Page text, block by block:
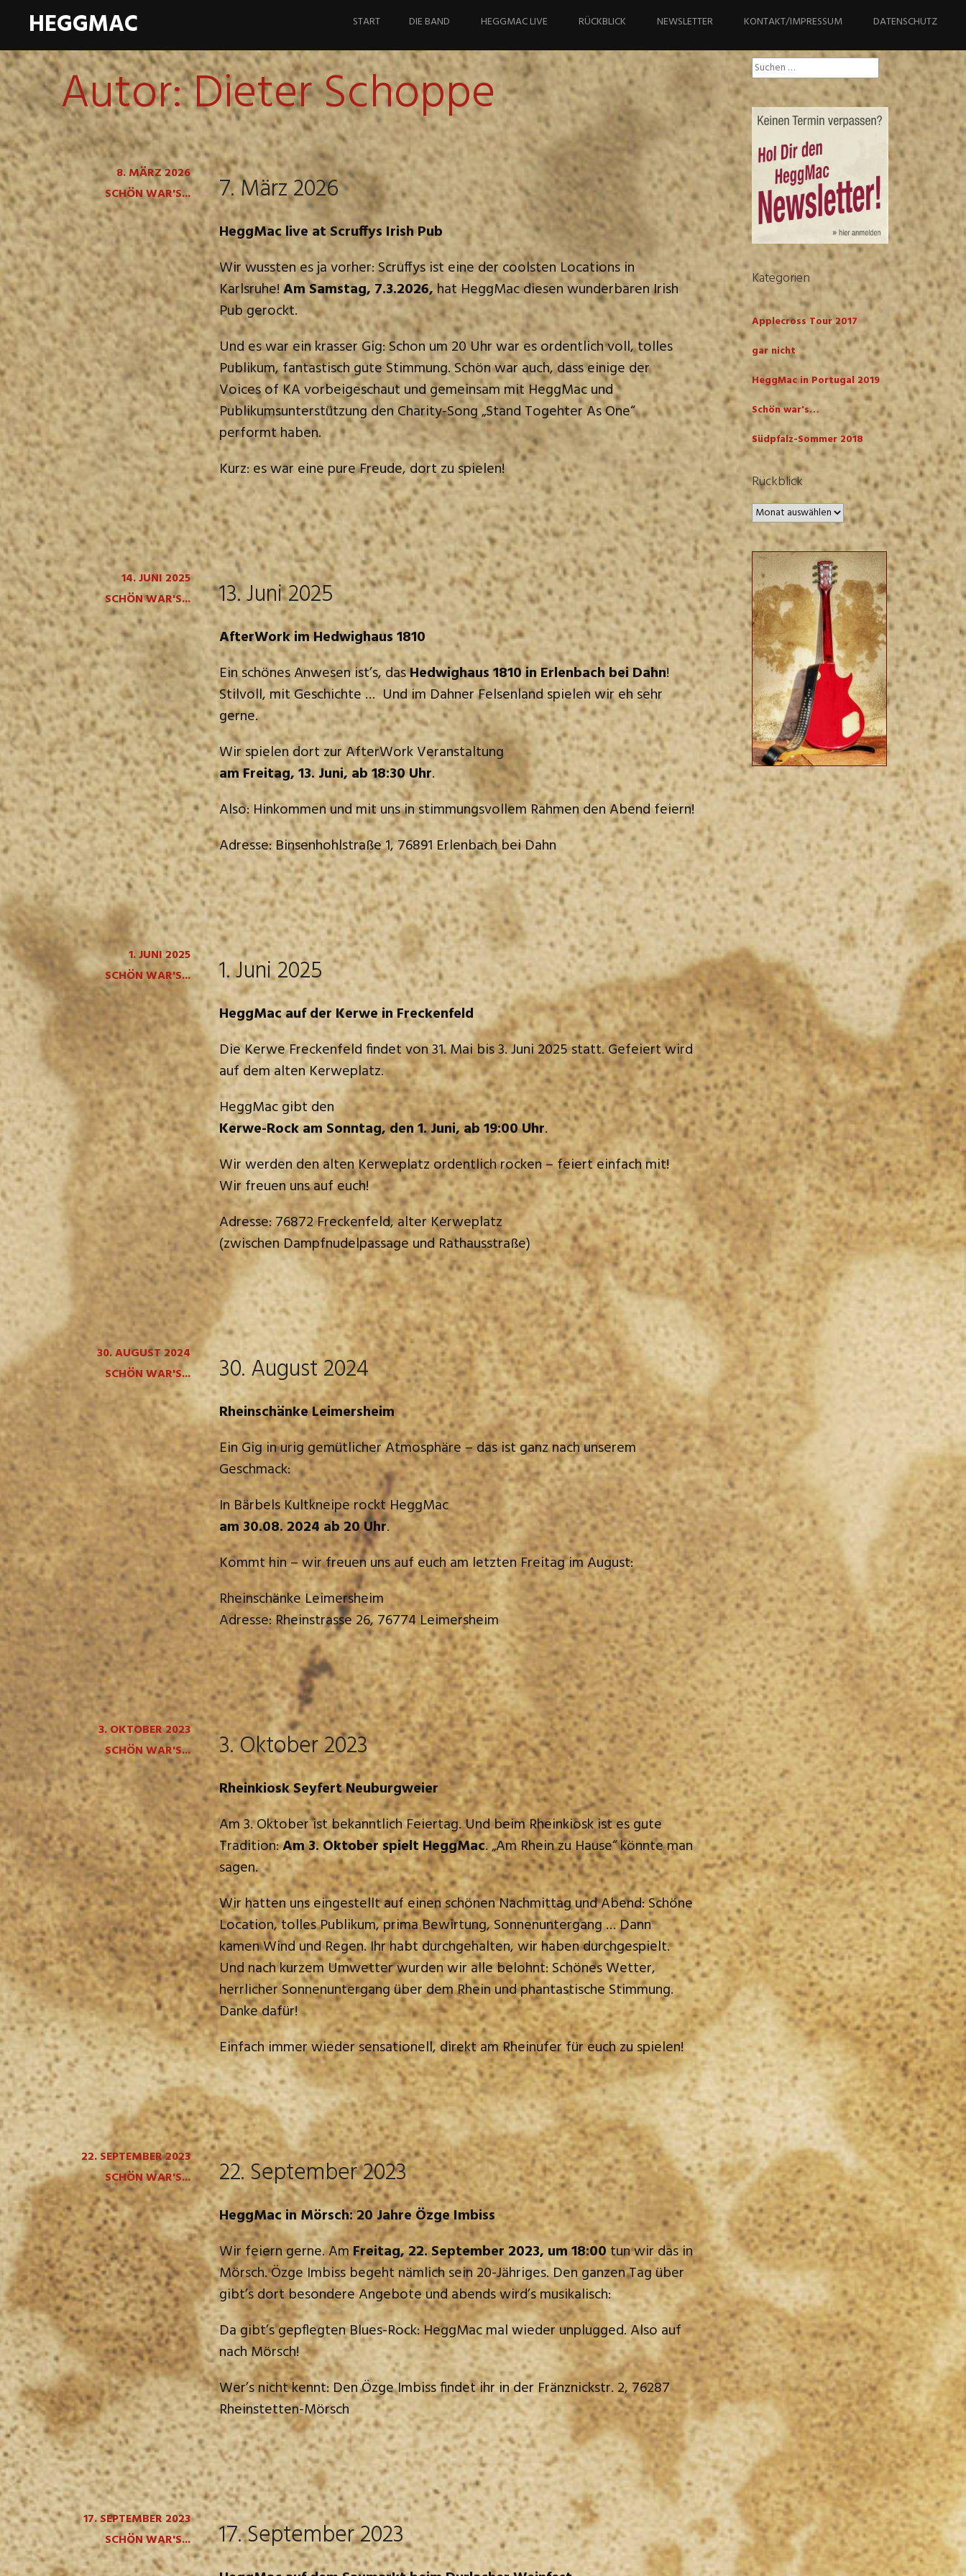
HEGGMAC
zum
START DIE BAND HEGGMAC LIVE RÜCKBLICK NEWSLETTER KONTAKT/IMPRESSUM DATENSCHUTZ
Autor:Dieter Schoppe
8. MÄRZ 2026
SCHÖN WAR'S...
7. März 2026
HeggMac live at Scruffys Irish Pub
Wir wussten es ja vorher: Scruffys ist eine der coolsten Locations in
Karlsruhe!Am Samstag, 7.3.2026,hat HeggMac diesen wunderbaren Irish
Pub gerockt.
Und es war ein krasser Gig: Schon um 20 Uhr war es ordentlich voll, tolles
Publikum, fantastisch gute Stimmung. Schön war auch, dass einige der
Voices of KA vorbeigeschaut und gemeinsam mit HeggMac und
Publikumsunterstützung den Charity-Song „Stand Togehter As One“
performt haben.
Kurz: es war eine pure Freude, dort zu spielen!
14. JUNI 2025
SCHÖN WAR'S...
13. Juni 2025
AfterWork im Hedwighaus 1810
Ein schönes Anwesen ist’s, dasHedwighaus 1810 in Erlenbach bei Dahn!
Stilvoll, mit Geschichte … Und im Dahner Felsenland spielen wir eh sehr
gerne.
Wir spielen dort zur AfterWork Veranstaltung
am Freitag, 13. Juni, ab 18:30 Uhr.
Also: Hinkommen und mit uns in stimmungsvollem Rahmen den Abend feiern!
Adresse: Binsenhohlstraße 1, 76891 Erlenbach bei Dahn
1. JUNI 2025
SCHÖN WAR'S...
1. Juni 2025
HeggMac auf der Kerwe in Freckenfeld
Die Kerwe Freckenfeld findet von 31. Mai bis 3. Juni 2025 statt. Gefeiert wird
auf dem alten Kerweplatz.
HeggMac gibt den
Kerwe-Rock am Sonntag, den 1. Juni, ab 19:00 Uhr.
Wir werden den alten Kerweplatz ordentlich rocken – feiert einfach mit!
Wir freuen uns auf euch!
Adresse: 76872 Freckenfeld, alter Kerweplatz
(zwischen Dampfnudelpassage und Rathausstraße)
30. AUGUST 2024
SCHÖN WAR'S...
30. August 2024
Rheinschänke Leimersheim
Ein Gig in urig gemütlicher Atmosphäre – das ist ganz nach unserem
Geschmack:
In Bärbels Kultkneipe rockt HeggMac
am 30.08. 2024 ab 20 Uhr.
Kommt hin – wir freuen uns auf euch am letzten Freitag im August:
Rheinschänke Leimersheim
Adresse: Rheinstrasse 26, 76774 Leimersheim
3. OKTOBER 2023
SCHÖN WAR'S...
3. Oktober 2023
Rheinkiosk Seyfert Neuburgweier
Am 3. Oktober ist bekanntlich Feiertag. Und beim Rheinkiosk ist es gute
Tradition:Am 3. Oktober spielt HeggMac. „Am Rhein zu Hause“ könnte man
sagen.
Wir hatten uns eingestellt auf einen schönen Nachmittag und Abend: Schöne
Location, tolles Publikum, prima Bewirtung, Sonnenuntergang … Dann
kamen Wind und Regen. Ihr habt durchgehalten, wir haben durchgespielt.
Und nach kurzem Umwetter wurden wir alle belohnt: Schönes Wetter,
herrlicher Sonnenuntergang über dem Rhein und phantastische Stimmung.
Danke dafür!
Einfach immer wieder sensationell, direkt am Rheinufer für euch zu spielen!
22. SEPTEMBER 2023
SCHÖN WAR'S...
22. September 2023
HeggMac in Mörsch: 20 Jahre Özge Imbiss
Wir feiern gerne. AmFreitag, 22. September 2023, um 18:00tun wir das in
Mörsch. Özge Imbiss begeht nämlich sein 20-Jähriges. Den ganzen Tag über
gibt’s dort besondere Angebote und abends wird’s musikalisch:
Da gibt’s gepflegten Blues-Rock: HeggMac mal wieder unplugged. Also auf
nach Mörsch!
Wer’s nicht kennt: Den Özge Imbiss findet ihr in der Fränznickstr. 2, 76287
Rheinstetten-Mörsch
17. SEPTEMBER 2023
SCHÖN WAR'S...
17. September 2023
Suchen
nach:
Kategorien
Applecross Tour 2017
gar nicht
HeggMac in Portugal 2019
Schön war's…
Südpfalz-Sommer 2018
Rückblick
Rückblick